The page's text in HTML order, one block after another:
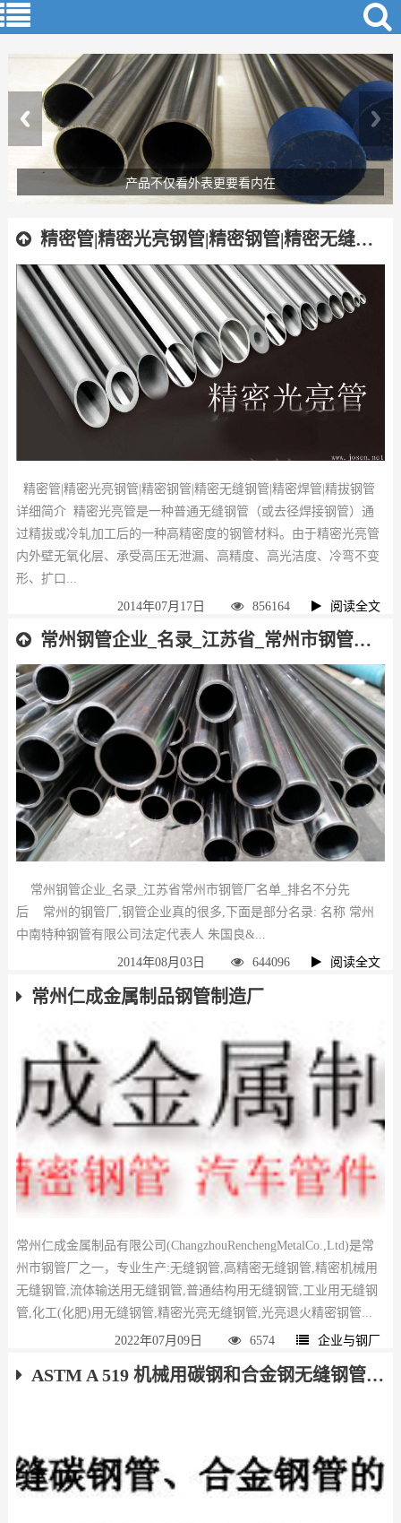
追求精细化道路才是王道
精密管|精密光亮钢管|精密钢管|精密无缝钢管|精密焊管|精拔钢管
精密管|精密光亮钢管|精密钢管|精密无缝钢管|精密焊管|精拔钢管
详细简介 精密光亮管是一种普通无缝钢管（或去径焊接钢管）通
过精拔或冷轧加工后的一种高精密度的钢管材料。由于精密光亮管
内外壁无氧化层、承受高压无泄漏、高精度、高光洁度、冷弯不变
形、扩口...
2014年07月17日 856164 阅读全文
常州钢管企业_名录_江苏省_常州市钢管厂_名单_排名_不分先后
常州钢管企业_名录_江苏省常州市钢管厂名单_排名不分先
后 常州的钢管厂,钢管企业真的很多,下面是部分名录: 名称 常州
中南特种钢管有限公司法定代表人 朱国良&...
2014年08月03日 644096 阅读全文
常州仁成金属制品钢管制造厂
常州仁成金属制品有限公司(ChangzhouRenchengMetalCo.,Ltd)是常
州市钢管厂之一，专业生产:无缝钢管,高精密无缝钢管,精密机械用
无缝钢管,流体输送用无缝钢管,普通结构用无缝钢管,工业用无缝钢
管,化工(化肥)用无缝钢管,精密光亮无缝钢管,光亮退火精密钢管...
2022年07月09日 6574 企业与钢厂
ASTM A 519 机械用碳钢和合金钢无缝钢管 下载